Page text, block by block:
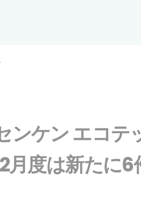
ンケン エコ
月度は新たに